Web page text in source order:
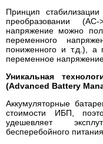
Принцип
преобразовании
напряжение можно
переменного
пониженного и т.д.), а
переменное
Уникальная
(Advanced Battery
Аккумуляторные
стоимости ИБП,
удешевляет
бесперебойного питания.